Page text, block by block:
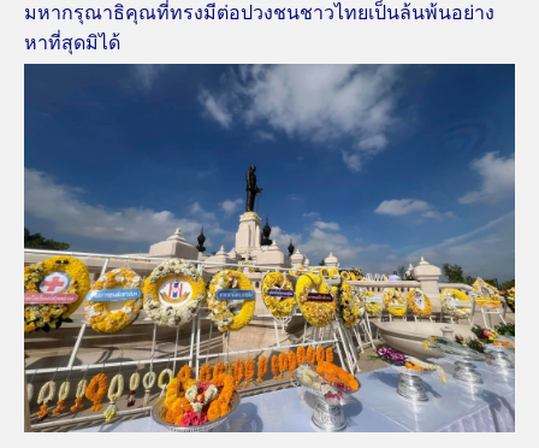
มหากรุณาธิคุณที่ทรงมีต่อปวงชนชาวไทยเป็นล้นพ้นอย่าง
หาที่สุดมิได้